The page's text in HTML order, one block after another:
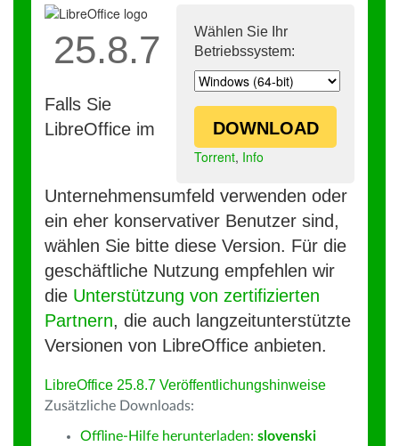
Wählen Sie Ihr
Betriebssystem:
DOWNLOAD
Torrent, Info
25.8.7
Falls Sie
LibreOffice im
Unternehmensumfeld verwenden oder
ein eher konservativer Benutzer sind,
wählen Sie bitte diese Version. Für die
geschäftliche Nutzung empfehlen wir
die Unterstützung von zertifizierten
Partnern, die auch langzeitunterstützte
Versionen von LibreOffice anbieten.
LibreOffice 25.8.7 Veröffentlichungshinweise
Zusätzliche Downloads:
Offline-Hilfe herunterladen: slovenski